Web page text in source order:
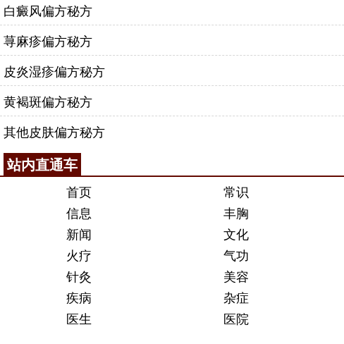
白癜风偏方秘方
荨麻疹偏方秘方
皮炎湿疹偏方秘方
黄褐斑偏方秘方
其他皮肤偏方秘方
站内直通车
首页 常识
信息
丰胸
新闻
文化
火疗
气功
针灸
美容
疾病
杂症
医生
医院